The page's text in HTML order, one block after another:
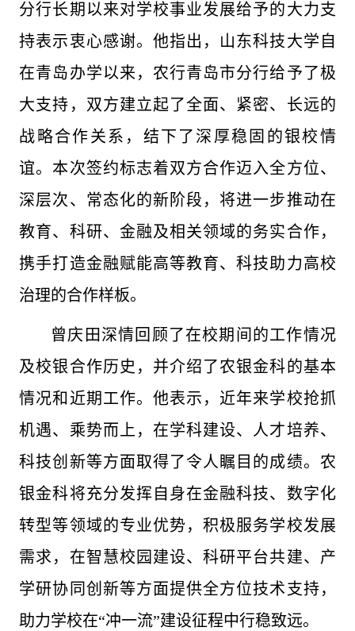
分行长期以来对学校事业发展给予的大力支
持表示衷心感谢。他指出，山东科技大学自
在青岛办学以来，农行青岛市分行给予了极
大支持，双方建立起了全面、紧密、长远的
战略合作关系，结下了深厚稳固的银校情
谊。本次签约标志着双方合作迈入全方位、
深层次、常态化的新阶段，将进一步推动在
教育、科研、金融及相关领域的务实合作，
携手打造金融赋能高等教育、科技助力高校
治理的合作样板。
曾庆田深情回顾了在校期间的工作情况
及校银合作历史，并介绍了农银金科的基本
情况和近期工作。他表示，近年来学校抢抓
机遇、乘势而上，在学科建设、人才培养、
科技创新等方面取得了令人瞩目的成绩。农
银金科将充分发挥自身在金融科技、数字化
转型等领域的专业优势，积极服务学校发展
需求，在智慧校园建设、科研平台共建、产
学研协同创新等方面提供全方位技术支持，
助力学校在“冲一流”建设征程中行稳致远。